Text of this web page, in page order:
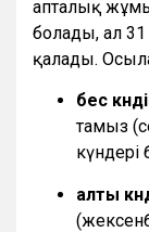
апталық
болады, ал
қалады.
бес
тамыз
күндері
алты